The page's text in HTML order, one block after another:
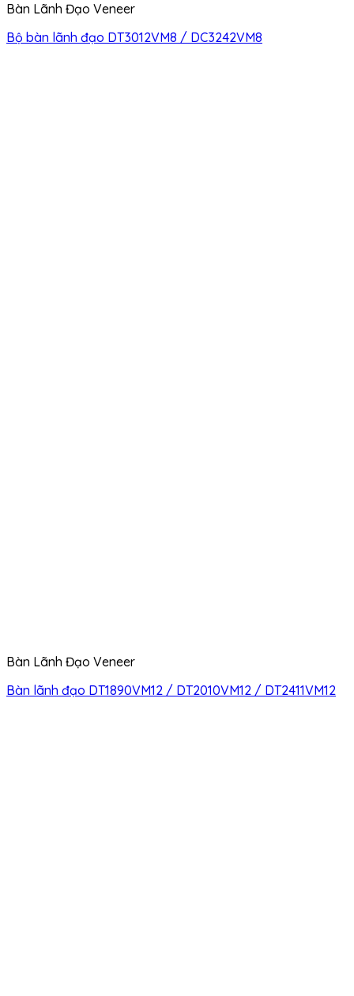
Bàn Lãnh Đạo Veneer
Bộ bàn lãnh đạo DT3012VM8 / DC3242VM8
Bàn Lãnh Đạo Veneer
Bàn lãnh đạo DT1890VM12 / DT2010VM12 / DT2411VM12